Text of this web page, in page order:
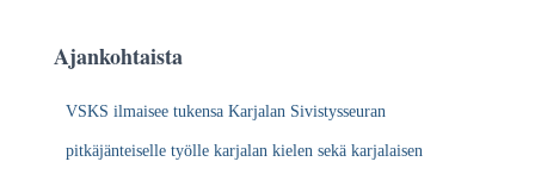
k
h
Ajankohtaista
VSKS ilmaisee tukensa Karjalan Sivistysseuran
pitkäjänteiselle työlle karjalan kielen sekä karjalaisen